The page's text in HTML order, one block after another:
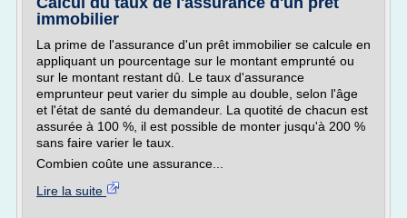
immobilier
La prime de l'assurance d'un prêt immobilier se calcule en
appliquant un pourcentage sur le montant emprunté ou
sur le montant restant dû. Le taux d'assurance
emprunteur peut varier du simple au double, selon l'âge
et l'état de santé du demandeur. La quotité de chacun est
assurée à 100 %, il est possible de monter jusqu'à 200 %
sans faire varier le taux.
Combien coûte une assurance...
Lire la suite